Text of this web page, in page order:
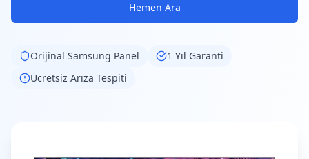
Hemen Ara
Orijinal Samsung Panel
1 Yıl Garanti
Ücretsiz Arıza Tespiti